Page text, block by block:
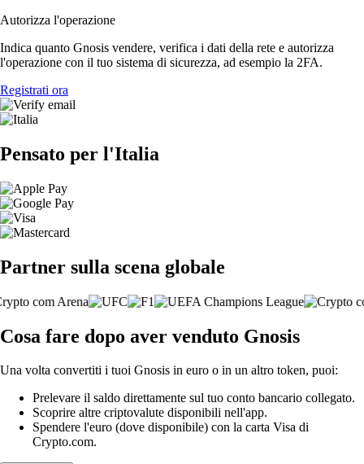
Autorizza l'operazione
Indica quanto Gnosis vendere, verifica i dati della rete e autorizza
l'operazione con il tuo sistema di sicurezza, ad esempio la 2FA.
Registrati ora
Pensato per l'Italia
Partner sulla scena globale
Cosa fare dopo aver venduto Gnosis
Una volta convertiti i tuoi Gnosis in euro o in un altro token, puoi:
Prelevare il saldo direttamente sul tuo conto bancario collegato.
Scoprire altre criptovalute disponibili nell'app.
Spendere l'euro (dove disponibile) con la carta Visa di
Crypto.com.